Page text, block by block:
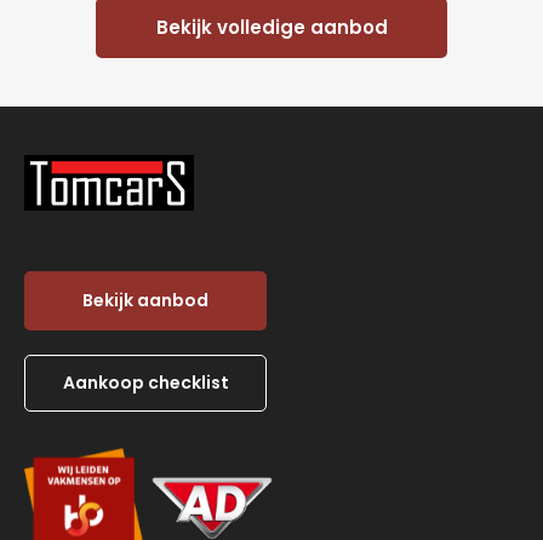
Bekijk volledige aanbod
Bekijk aanbod
Aankoop checklist